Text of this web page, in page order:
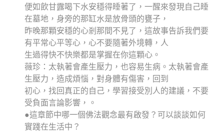
便如飲甘露喝下水安穩得睡著了，一醒來發現自己睡
在墓地，身旁的那缸水是放骨頭的甕子，
昨晚那顆安穩的心剎那間不見了，這故事告訴我們要
有平常心平等心，心不要隨著外境轉，人
生過得快不快樂都是掌握在你這顆心。
薇珍：太執著會產生壓力，也容易生病。太執著會產
生壓力，造成煩惱，對身體有傷害，回到
初心，找回真正的自己，學習接受別人的建議，不要
受負面言論影響，。
●這章節中哪一個佛法觀念最有啟發？可以談談如何
實踐在生活中？